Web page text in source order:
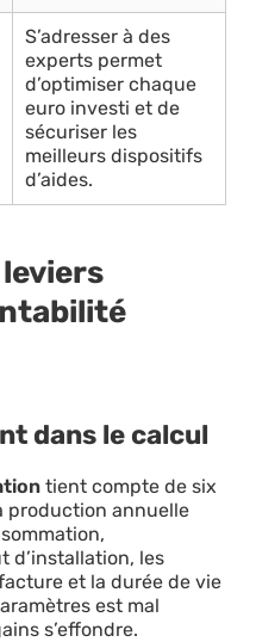
S’adresser à des
experts permet
d’optimiser chaque
euro investi et de
sécuriser les
meilleurs dispositifs
d’aides.
dans le calcul
tient compte de six
production annuelle
d’installation, les
et la durée de vie
est mal
s’effondre.